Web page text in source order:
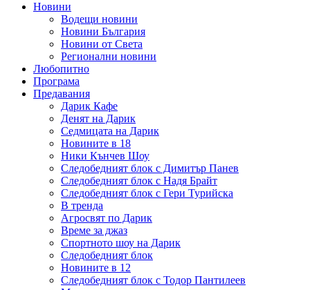
Новини
Водещи новини
Новини България
Новини от Света
Регионални новини
Любопитно
Програма
Предавания
Дарик Кафе
Денят на Дарик
Седмицата на Дарик
Новините в 18
Ники Кънчев Шоу
Следобедният блок с Димитър Панев
Следобедният блок с Надя Брайт
Следобедният блок с Гери Турийска
В тренда
Агросвят по Дарик
Време за джаз
Спортното шоу на Дарик
Следобедният блок
Новините в 12
Следобедният блок с Тодор Пантилеев